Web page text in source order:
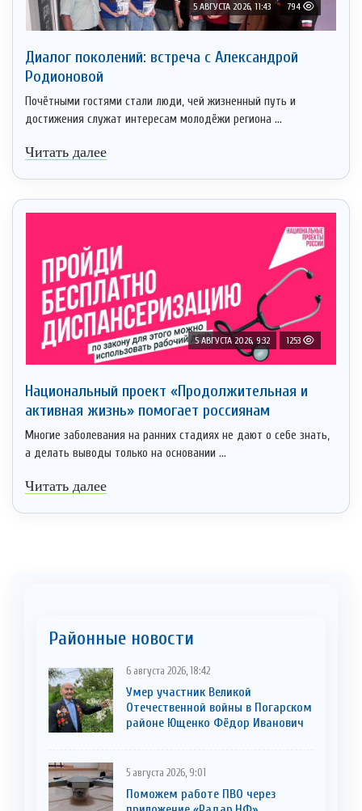
5 АВГУСТА 2026, 11:43 794
Диалог поколений: встреча с Александрой
Родионовой
Почётными гостями стали люди, чей жизненный путь и
достижения служат интересам молодёжи региона ...
Читать далее
5 АВГУСТА 2026, 9:32 1253
Национальный проект «Продолжительная и
активная жизнь» помогает россиянам
Многие заболевания на ранних стадиях не дают о себе знать,
а делать выводы только на основании ...
Читать далее
Районные новости
6 августа 2026, 18:42
Умер участник Великой
Отечественной войны в Погарском
районе Ющенко Фёдор Иванович
5 августа 2026, 9:01
Поможем работе ПВО через